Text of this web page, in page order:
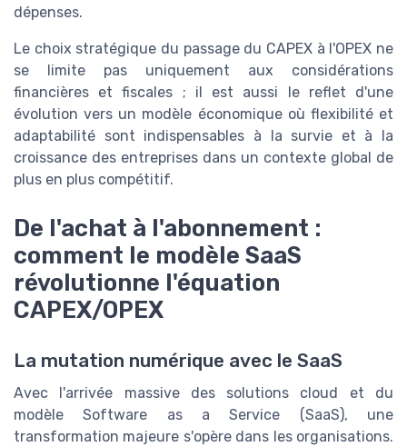
dépenses.
Le choix stratégique du passage du CAPEX à l'OPEX ne
se limite pas uniquement aux considérations
financières et fiscales ; il est aussi le reflet d'une
évolution vers un modèle économique où flexibilité et
adaptabilité sont indispensables à la survie et à la
croissance des entreprises dans un contexte global de
plus en plus compétitif.
De l'achat à l'abonnement :
comment le modèle SaaS
révolutionne l'équation
CAPEX/OPEX
La mutation numérique avec le SaaS
Avec l'arrivée massive des solutions cloud et du
modèle Software as a Service (SaaS), une
transformation majeure s'opère dans les organisations.